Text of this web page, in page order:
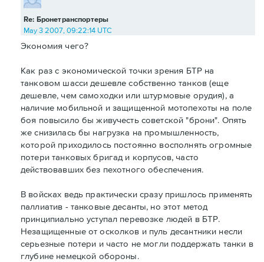
Re: Бронетранспортеры
May 3 2007, 09:22:14 UTC
Экономия чего?
Как раз с экономической точки зрения БТР на
танковом шасси дешевле собственно танков (еще
дешевле, чем самоходки или штурмовые орудия), а
наличие мобильной и защищенной мотопехоты на поле
боя повысило бы живучесть советской "брони". Опять
же снизилась бы нагрузка на промышленность,
которой приходилось постоянно восполнять огромные
потери танковых бригад и корпусов, часто
действовавших без пехотного обеспечения.
В войсках ведь практически сразу пришлось применять
паллиатив - танковые десанты, но этот метод
принципиально уступал перевозке людей в БТР.
Незащищенные от осколков и пуль десантники несли
серьезные потери и часто не могли поддержать танки в
глубине немецкой обороны.